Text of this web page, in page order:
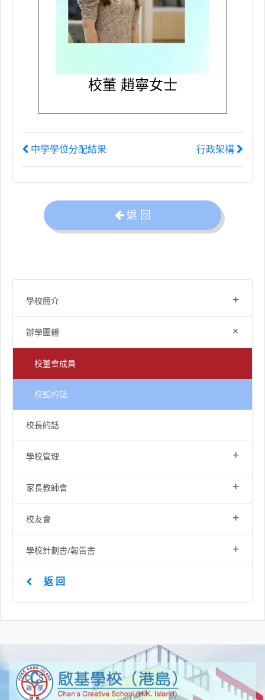
學校簡介 +
辦學團體 +
校董會成員
校監的話
校長的話
學校管理 +
家長教師會 +
校友會 +
學校計劃書/報告書 +
返 回
校董 趙寧女士
中學學位分配結果 行政架構
返 回